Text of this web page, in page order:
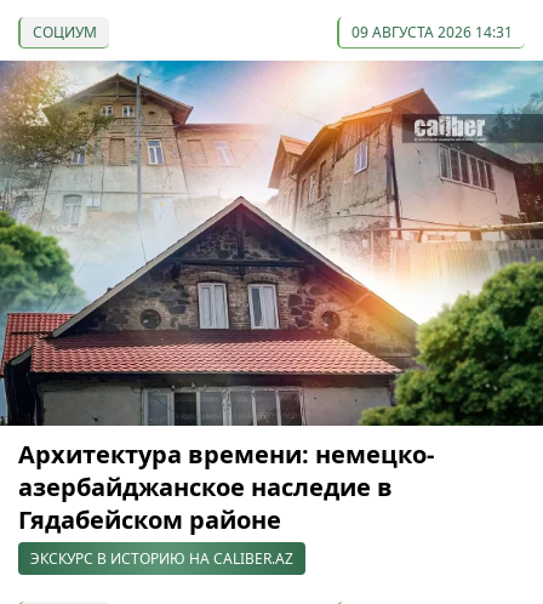
СОЦИУМ 09 АВГУСТА 2026 14:31
Архитектура времени: немецко-
азербайджанское наследие в
Гядабейском районе
ЭКСКУРС В ИСТОРИЮ НА CALIBER.AZ